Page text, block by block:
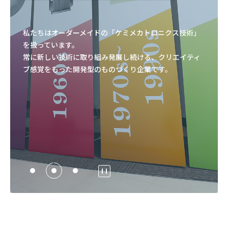
私たちはオーダーメイドの「ケミメカトロニクス技術」
を扱っています。
常に新しい技術に取り組み発展し続ける、クリエイティ
ブ感覚をもった開発型のものづくり企業です。